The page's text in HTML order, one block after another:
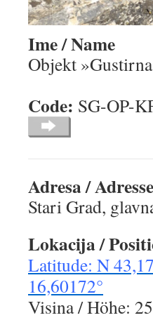
Ime / Name
Objekt
Code:
Adresa / Adresse
Stari Grad,
Lokacija /
Latitude: N
16,60172°
Visina / Höhe: